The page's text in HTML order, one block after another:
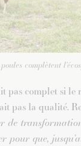
complètent
pas complet si le
pas la qualité.
de
pour que,